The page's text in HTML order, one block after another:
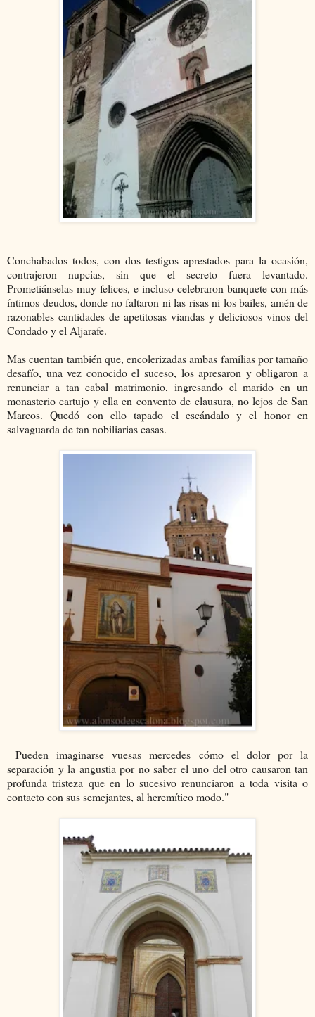
Conchabados todos, con dos testigos aprestados para la ocasión,
contrajeron nupcias, sin que el secreto fuera levantado.
Prometiánselas muy felices, e incluso celebraron banquete con más
íntimos deudos, donde no faltaron ni las risas ni los bailes, amén de
razonables cantidades de apetitosas viandas y deliciosos vinos del
Condado y el Aljarafe.
Mas cuentan también que, encolerizadas ambas familias por tamaño
desafío, una vez conocido el suceso, los apresaron y obligaron a
renunciar a tan cabal matrimonio, ingresando el marido en un
monasterio cartujo y ella en convento de clausura, no lejos de San
Marcos. Quedó con ello tapado el escándalo y el honor en
salvaguarda de tan nobiliarias casas.
Pueden imaginarse vuesas mercedes cómo el dolor por la
separación y la angustia por no saber el uno del otro causaron tan
profunda tristeza que en lo sucesivo renunciaron a toda visita o
contacto con sus semejantes, al heremítico modo."